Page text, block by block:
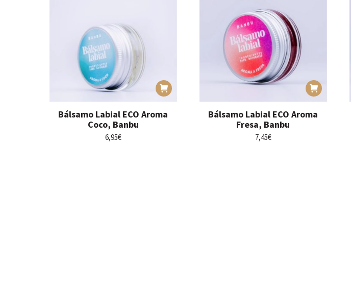
Bálsamo Labial ECO Aroma
Coco, Banbu
6,95€
Bálsamo Labial ECO Aroma
Fresa, Banbu
7,45€